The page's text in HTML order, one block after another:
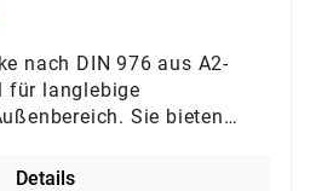
nach DIN 976 aus A2-
für langlebige
Sie bieten
kürzen. Perfekt für den
Details